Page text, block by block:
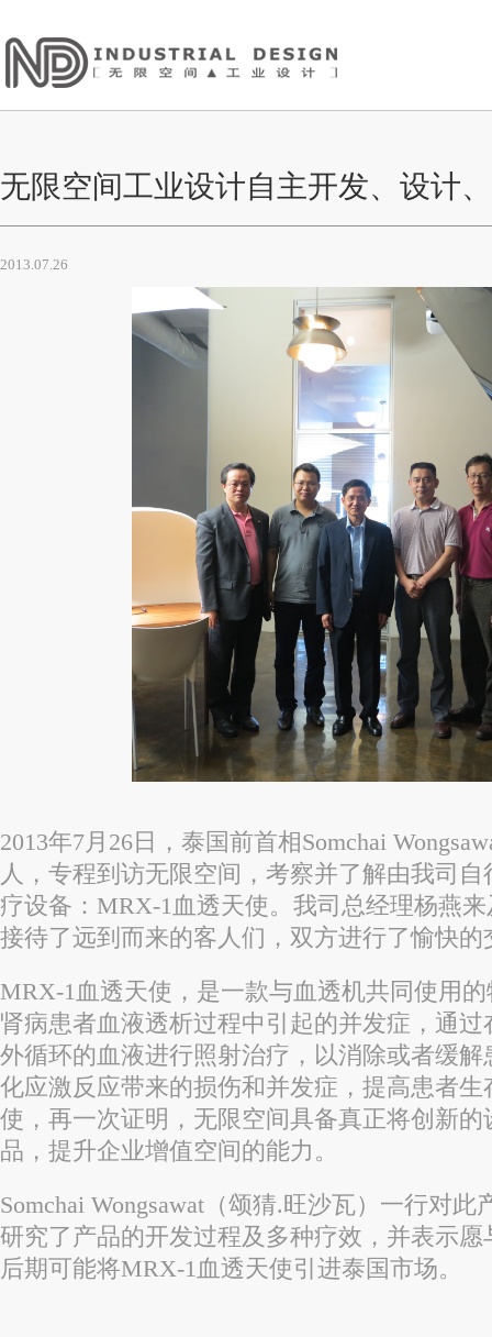
无限空间工业设计自主开发、设计
2013.07.26
2013年7月26日，泰国前首相Somchai
人，专程到访无限空间，考察并了解由我司
疗设备：MRX-1血透天使。我司总经理杨燕
接待了远到而来的客人们，双方进行了愉快的
MRX-1血透天使，是一款与血透机共同使用
肾病患者血液透析过程中引起的并发症，通
外循环的血液进行照射治疗，以消除或者缓
化应激反应带来的损伤和并发症，提高患者
使，再一次证明，无限空间具备真正将创新
品，提升企业增值空间的能力。
Somchai Wongsawat（颂猜.旺沙瓦）一行对
研究了产品的开发过程及多种疗效，并表示
后期可能将MRX-1血透天使引进泰国市场。